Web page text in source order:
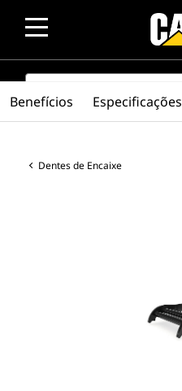
SEARCH
Dentes de Encaixe
Benefícios Especificações